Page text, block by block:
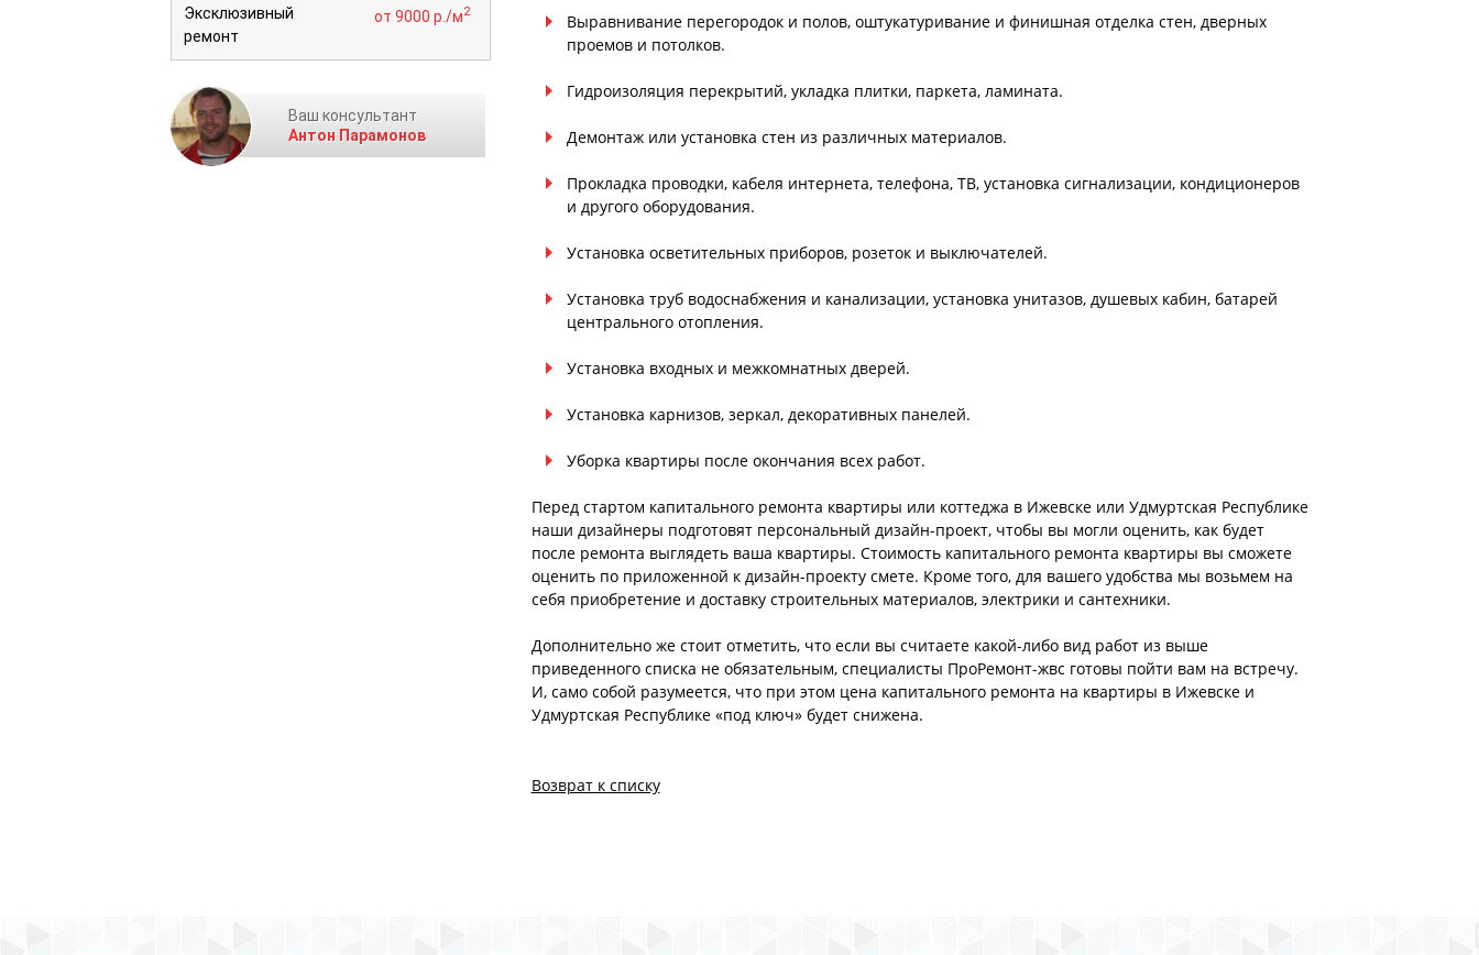
Выравнивание перегородок и полов, оштукатуривание и финишная отделка стен, дверных
проемов и потолков.
Гидроизоляция перекрытий, укладка плитки, паркета, ламината.
Демонтаж или установка стен из различных материалов.
Прокладка проводки, кабеля интернета, телефона, ТВ, установка сигнализации, кондиционеров
и другого оборудования.
Установка осветительных приборов, розеток и выключателей.
Установка труб водоснабжения и канализации, установка унитазов, душевых кабин, батарей
центрального отопления.
Установка входных и межкомнатных дверей.
Установка карнизов, зеркал, декоративных панелей.
Уборка квартиры после окончания всех работ.
Перед стартом капитального ремонта квартиры или коттеджа в Ижевске или Удмуртская Республике
наши дизайнеры подготовят персональный дизайн-проект, чтобы вы могли оценить, как будет
после ремонта выглядеть ваша квартиры. Стоимость капитального ремонта квартиры вы сможете
оценить по приложенной к дизайн-проекту смете. Кроме того, для вашего удобства мы возьмем на
себя приобретение и доставку строительных материалов, электрики и сантехники.
Дополнительно же стоит отметить, что если вы считаете какой-либо вид работ из выше
приведенного списка не обязательным, специалисты ПроРемонт-жвс готовы пойти вам на встречу.
И, само собой разумеется, что при этом цена капитального ремонта на квартиры в Ижевске и
Удмуртская Республике «под ключ» будет снижена.
Возврат к списку
Эксклюзивный
ремонт
от 9000 р./м2
Ваш консультант
Антон Парамонов